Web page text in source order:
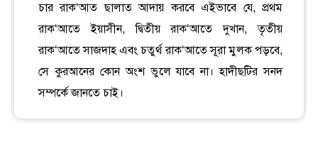
চার রাক‘আত ছালাত আদায় করবে এইভাবে যে, প্রথম
রাক‘আতে ইয়াসীন, দ্বিতীয় রাক‘আতে দুখান, তৃতীয়
রাক‘আতে সাজদাহ এবং চতুর্থ রাক‘আতে সূরা মুলক পড়বে,
সে কুরআনের কোন অংশ ভুলে যাবে না। হাদীছটির সনদ
সম্পর্কে জানতে চাই।